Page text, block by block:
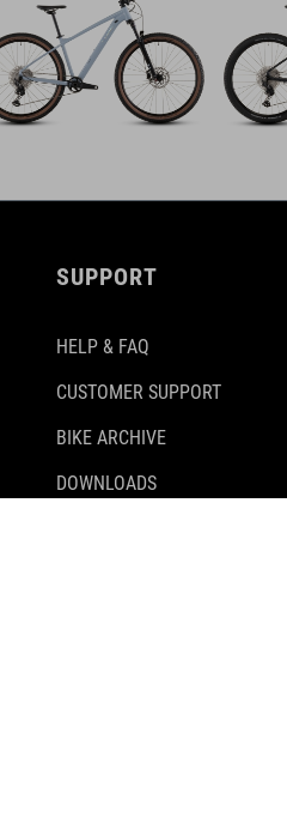
SUPPORT
HELP & FAQ
CUSTOMER SUPPORT
BIKE ARCHIVE
DOWNLOADS